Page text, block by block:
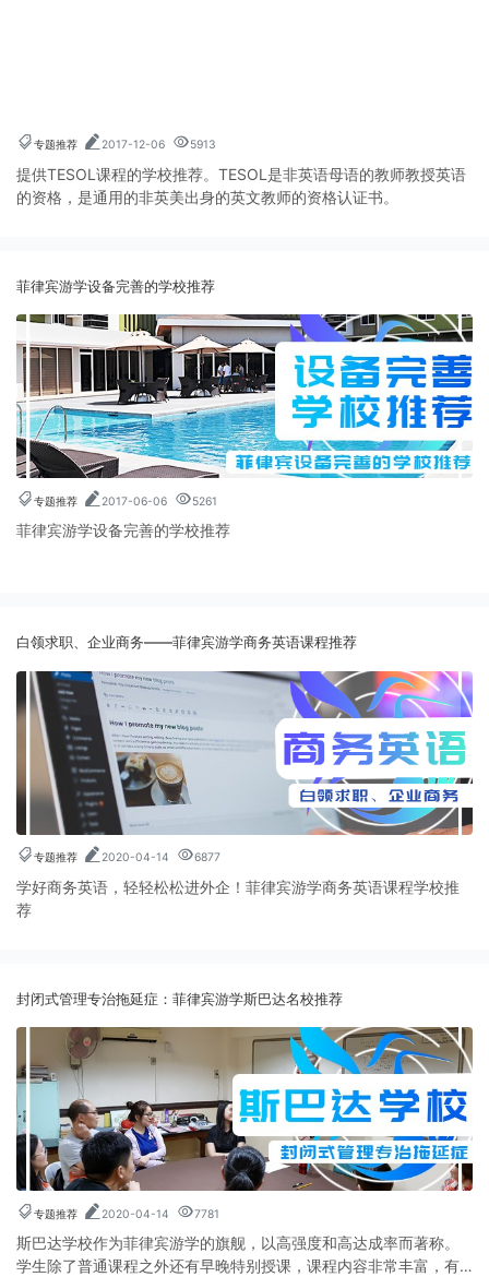
专题推荐 2017-12-06 5913
提供TESOL课程的学校推荐。TESOL是非英语母语的教师教授英语
的资格，是通用的非英美出身的英文教师的资格认证书。
菲律宾游学设备完善的学校推荐
专题推荐 2017-06-06 5261
菲律宾游学设备完善的学校推荐
白领求职、企业商务——菲律宾游学商务英语课程推荐
专题推荐 2020-04-14 6877
学好商务英语，轻轻松松进外企！菲律宾游学商务英语课程学校推
荐
封闭式管理专治拖延症：菲律宾游学斯巴达名校推荐
专题推荐 2020-04-14 7781
斯巴达学校作为菲律宾游学的旗舰，以高强度和高达成率而著称。
学生除了普通课程之外还有早晚特别授课，课程内容非常丰富，有